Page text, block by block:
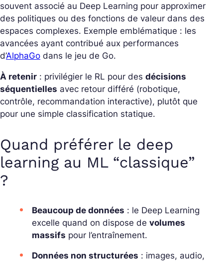
souvent associé au Deep Learning pour approximer
des politiques ou des fonctions de valeur dans des
espaces complexes. Exemple emblématique : les
avancées ayant contribué aux performances
d’AlphaGo dans le jeu de Go.
À retenir : privilégier le RL pour des décisions
séquentielles avec retour différé (robotique,
contrôle, recommandation interactive), plutôt que
pour une simple classification statique.
Quand préférer le deep
learning au ML “classique”
?
Beaucoup de données : le Deep Learning
excelle quand on dispose de volumes
massifs pour l’entraînement.
Données non structurées : images, audio,